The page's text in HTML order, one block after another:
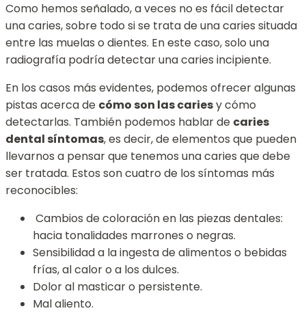
Como hemos señalado, a veces no es fácil detectar
una caries, sobre todo si se trata de una caries situada
entre las muelas o dientes. En este caso, solo una
radiografía podría detectar una caries incipiente.
En los casos más evidentes, podemos ofrecer algunas
pistas acerca de cómo son las cariesy cómo
detectarlas. También podemos hablar de caries
dental síntomas, es decir, de elementos que pueden
llevarnos a pensar que tenemos una caries que debe
ser tratada. Estos son cuatro de los síntomas más
reconocibles:
Cambios de coloración en las piezas dentales:
hacia tonalidades marrones o negras.
Sensibilidad a la ingesta de alimentos o bebidas
frías, al calor o a los dulces.
Dolor al masticar o persistente.
Mal aliento.